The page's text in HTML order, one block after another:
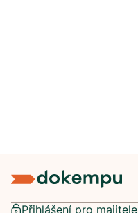
Přihlášení pro majitele